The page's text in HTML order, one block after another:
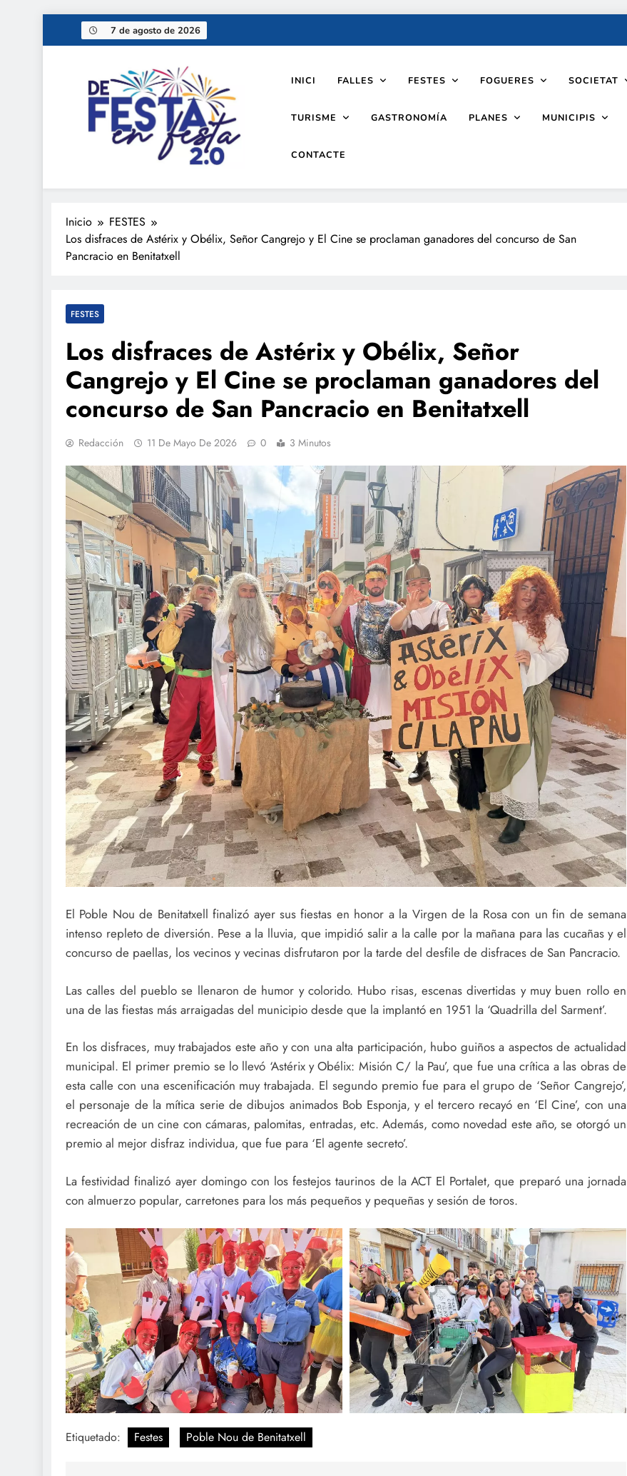
7 de agosto de 2026
De festa en festa 2.0
INICI FALLES FESTES FOGUERES SOCIETAT
TURISME GASTRONOMÍA PLANES MUNICIPIS
CONTACTE
Inicio
FESTES
Los disfraces de Astérix y Obélix, Señor Cangrejo y El Cine se proclaman ganadores del concurso de San
Pancracio en Benitatxell
FESTES
Los disfraces de Astérix y Obélix, Señor
Cangrejo y El Cine se proclaman ganadores del
concurso de San Pancracio en Benitatxell
Redacción 11 De Mayo De 2026 0 3 Minutos
El Poble Nou de Benitatxell finalizó ayer sus fiestas en honor a la Virgen de la Rosa con un fin de semana
intenso repleto de diversión. Pese a la lluvia, que impidió salir a la calle por la mañana para las cucañas y el
concurso de paellas, los vecinos y vecinas disfrutaron por la tarde del desfile de disfraces de San Pancracio.
Las calles del pueblo se llenaron de humor y colorido. Hubo risas, escenas divertidas y muy buen rollo en
una de las fiestas más arraigadas del municipio desde que la implantó en 1951 la ‘Quadrilla del Sarment’.
En los disfraces, muy trabajados este año y con una alta participación, hubo guiños a aspectos de actualidad
municipal. El primer premio se lo llevó ‘Astérix y Obélix: Misión C/ la Pau’, que fue una crítica a las obras de
esta calle con una escenificación muy trabajada. El segundo premio fue para el grupo de ‘Señor Cangrejo’,
el personaje de la mítica serie de dibujos animados Bob Esponja, y el tercero recayó en ‘El Cine’, con una
recreación de un cine con cámaras, palomitas, entradas, etc. Además, como novedad este año, se otorgó un
premio al mejor disfraz individua, que fue para ‘El agente secreto’.
La festividad finalizó ayer domingo con los festejos taurinos de la ACT El Portalet, que preparó una jornada
con almuerzo popular, carretones para los más pequeños y pequeñas y sesión de toros.
Etiquetado: Festes Poble Nou de Benitatxell